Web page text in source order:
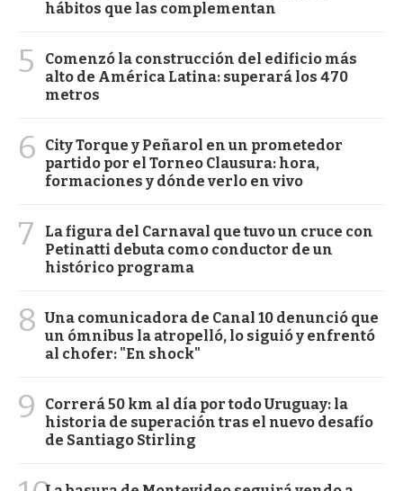
hábitos que las complementan
5
Comenzó la construcción del edificio más
alto de América Latina: superará los 470
metros
6
City Torque y Peñarol en un prometedor
partido por el Torneo Clausura: hora,
formaciones y dónde verlo en vivo
7
La figura del Carnaval que tuvo un cruce con
Petinatti debuta como conductor de un
histórico programa
8 Una comunicadora de Canal 10 denunció que
un ómnibus la atropelló, lo siguió y enfrentó
al chofer: "En shock"
9
Correrá 50 km al día por todo Uruguay: la
historia de superación tras el nuevo desafío
de Santiago Stirling